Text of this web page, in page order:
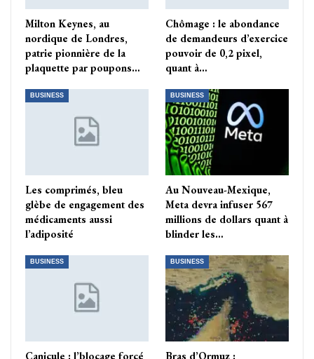
Milton Keynes, au
nordique de Londres,
patrie pionnière de la
plaquette par poupons…
Chômage : le abondance
de demandeurs d’exercice
pouvoir de 0,2 pixel,
quant à…
BUSINESS
Les comprimés, bleu
glèbe de engagement des
médicaments aussi
l’adiposité
BUSINESS
Au Nouveau-Mexique,
Meta devra infuser 567
millions de dollars quant à
blinder les…
BUSINESS
Canicule : l’blocage forcé
BUSINESS
Bras d’Ormuz :